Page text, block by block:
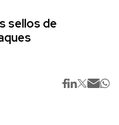
sellos de